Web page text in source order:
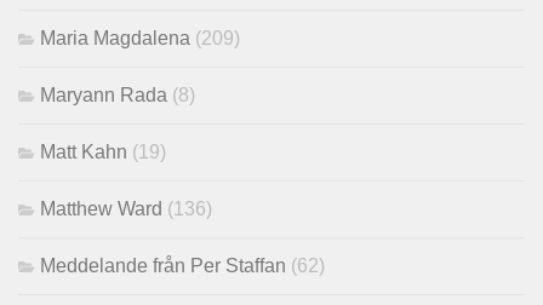
Maria Magdalena (209)
Maryann Rada (8)
Matt Kahn (19)
Matthew Ward (136)
Meddelande från Per Staffan (62)